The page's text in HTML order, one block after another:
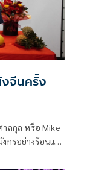
จีนครั้ง
ลกุล หรือ Mike
กรอย่างร้อนแรง